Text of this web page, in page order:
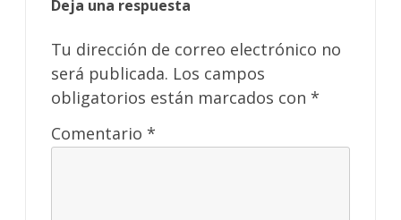
Deja una respuesta
Tu dirección de correo electrónico no
será publicada. Los campos
obligatorios están marcados con *
Comentario *